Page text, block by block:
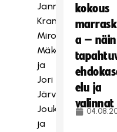
Janne
Krankka,
Miro
Mäkelä
ja
Jori
Järvenpää.
Joukkueenjohto
ja
kokous
a – näin
elu ja
valinnat